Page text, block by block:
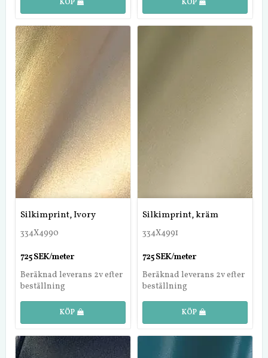
KÖP KÖP
Silkimprint, Ivory
334X4990
725 SEK/meter
Beräknad leverans 2v efter
beställning
KÖP
Silkimprint, kräm
334X4991
725 SEK/meter
Beräknad leverans 2v efter
beställning
KÖP